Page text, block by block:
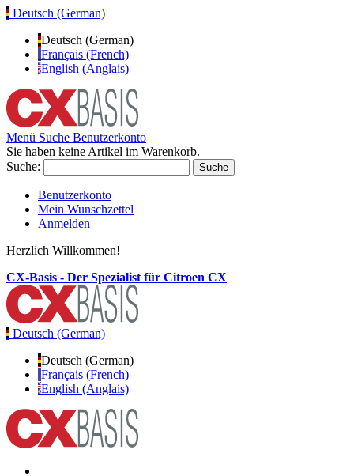
Deutsch (German)
Deutsch (German)
Français (French)
English (Anglais)
Menü Suche Benutzerkonto
Sie haben keine Artikel im Warenkorb.
Suche:
Suche
Benutzerkonto
Mein Wunschzettel
Anmelden
Herzlich Willkommen!
CX-Basis - Der Spezialist für Citroen CX
Deutsch (German)
Deutsch (German)
Français (French)
English (Anglais)